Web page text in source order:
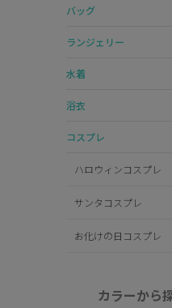
バッグ
ランジェリー
水着
浴衣
コスプレ
ハロウィンコスプレ
サンタコスプレ
お化けの日コスプレ
カラーから